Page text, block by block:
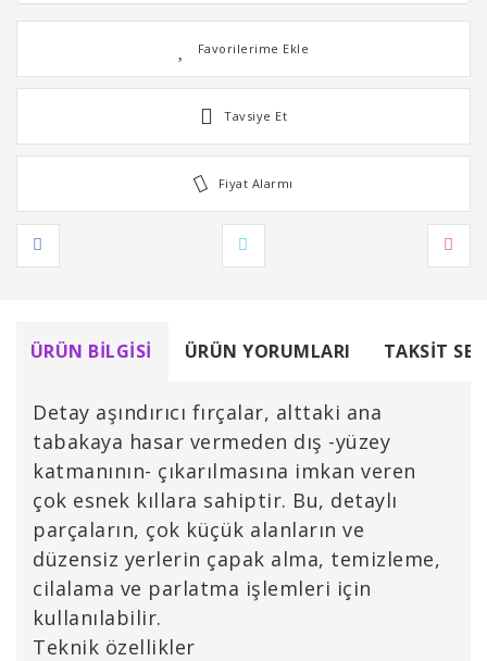
Tavsiye Et
Fiyat Alarmı
ÜRÜN BILGISI ÜRÜN YORUMLARI TAKSIT
Detay aşındırıcı fırçalar, alttaki ana
tabakaya hasar vermeden dış -yüzey
katmanının- çıkarılmasına imkan veren
çok esnek kıllara sahiptir. Bu, detaylı
parçaların, çok küçük alanların ve
düzensiz yerlerin çapak alma, temizleme,
cilalama ve parlatma işlemleri için
kullanılabilir.
Teknik özellikler